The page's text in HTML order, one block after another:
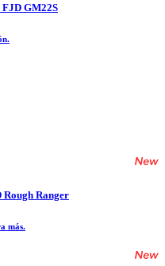
FJD GM22S
Ranger
más.